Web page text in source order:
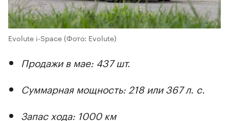
Evolute i-Space(Фото: Evolute)
Продажи в мае: 437 шт.
Суммарная мощность: 218 или 367 л. с.
Запас хода: 1000 км